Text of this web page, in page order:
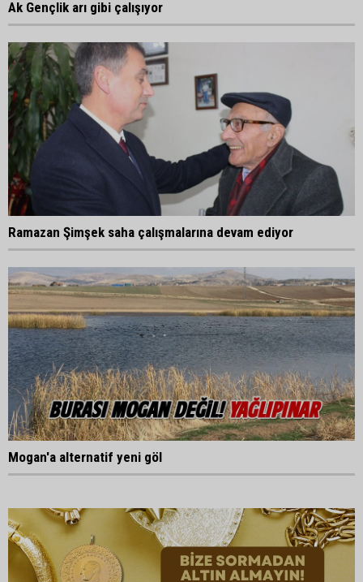
Ak Gençlik arı gibi çalışıyor
Ramazan Şimşek saha çalışmalarına devam ediyor
Mogan'a alternatif yeni göl